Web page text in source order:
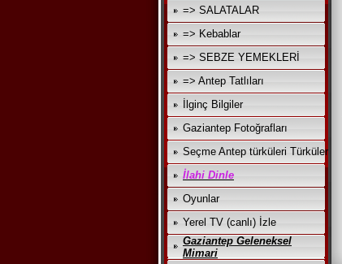
=> SALATALAR
=> Kebablar
=> SEBZE YEMEKLERİ
=> Antep Tatlıları
İlginç Bilgiler
Gaziantep Fotoğrafları
Seçme Antep türküleri Türküler
İlahi Dinle
Oyunlar
Yerel TV (canlı) İzle
Gaziantep Geleneksel
Mimari